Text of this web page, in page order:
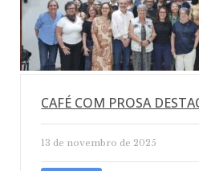
CAFÉ COM PROSA
13 de novembro de 2025